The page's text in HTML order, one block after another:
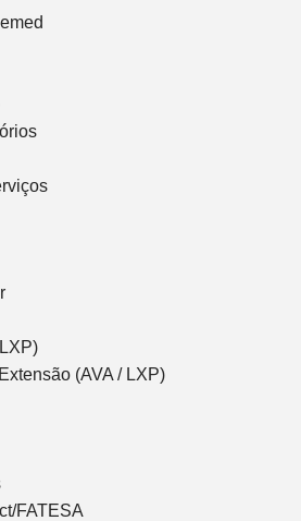
(AVA / LXP)
FATESA